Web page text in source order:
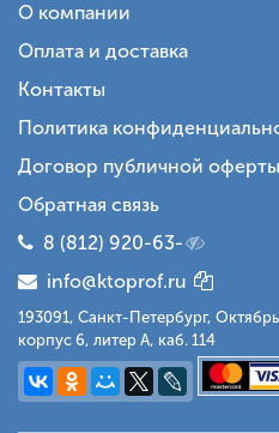
О компании
Оплата и доставка
Контакты
Политика
Договор публичной оферты
Обратная связь
8 (812) 920-63-
info@ktoprof.ru
193091, Санкт-Петербург,
корпус 6, литер А, каб. 114